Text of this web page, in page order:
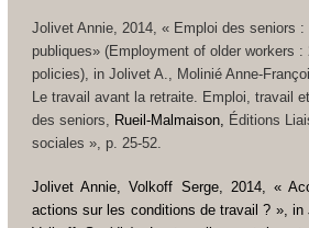
Jolivet Annie, 2014, « Emploi des seniors :
publiques» (Employment of older workers
policies), inJolivet A., Molinié Anne-
Le travail avant la retraite. Emploi, travail
des seniors
Rueil-Malmaison,
Éditions
sociales », p. 25-52.
Jolivet Annie, Volkoff Serge, 2014, «
actions sur les conditions de travail ? »,in